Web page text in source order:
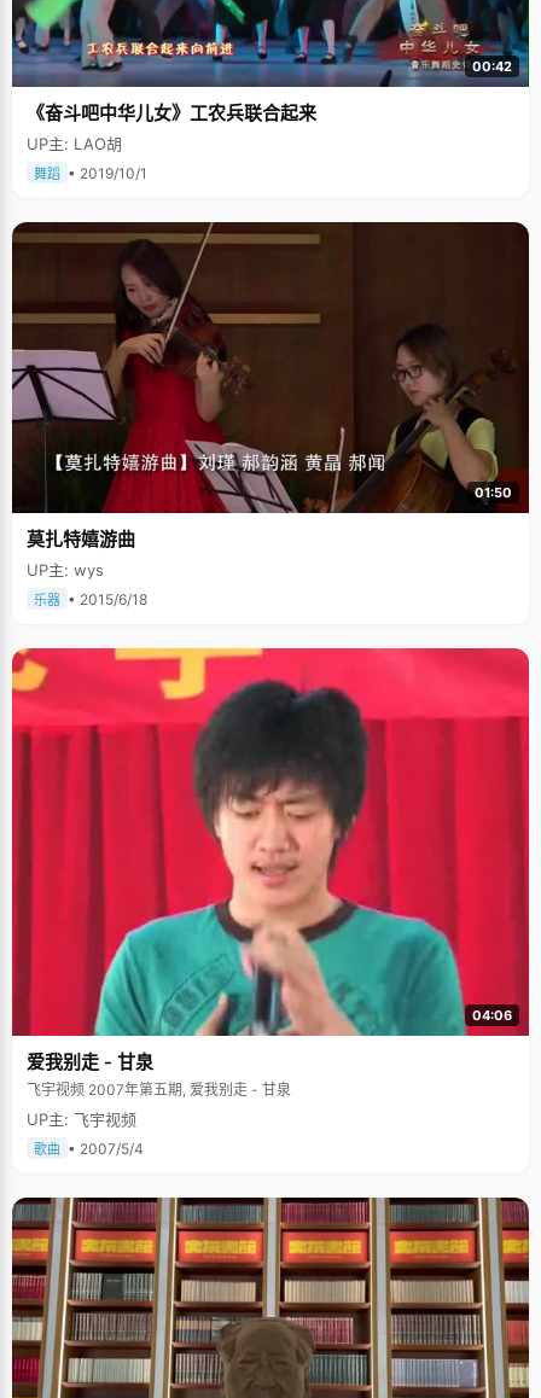
00:42
《奋斗吧中华儿女》工农兵联合起来
UP主: LAO胡
舞蹈 • 2019/10/1
01:50
莫扎特嬉游曲
UP主: wys
乐器 • 2015/6/18
04:06
爱我别走 - 甘泉
飞宇视频 2007年第五期, 爱我别走 - 甘泉
UP主: 飞宇视频
歌曲 • 2007/5/4